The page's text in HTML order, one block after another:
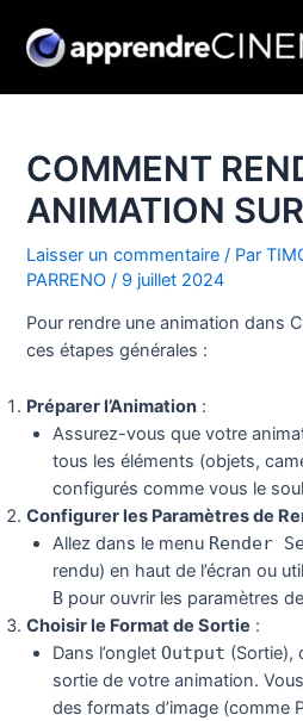
contenu
COMMENT
ANIMATION
Laisser un commentaire / Par
PARRENO / 9 juillet 2024
Pour rendre une animation dans
ces étapes générales :
Préparer l’Animation :
Assurez-vous que votre
tous les éléments (objets,
configurés comme vous le
Configurer les Paramètres de
Allez dans le menu Render
rendu) en haut de l’écran ou
B pour ouvrir les paramètres
Choisir le Format de Sortie :
Dans l’ongletOutput (Sortie),
sortie de votre animation.
des formats d’image (comme